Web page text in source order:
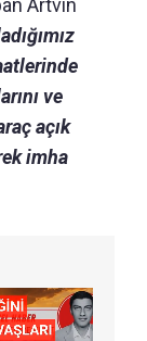
Artvin
ve
açık
imha